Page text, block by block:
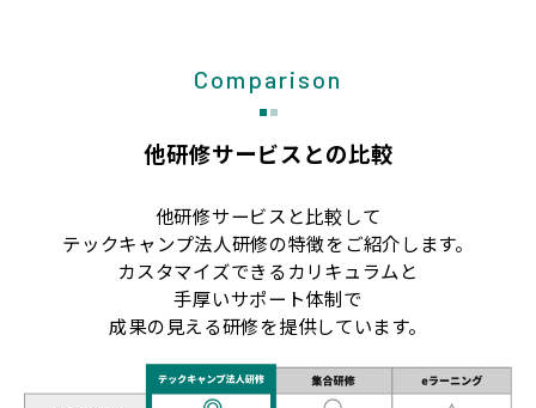
Comparison
他研修サービスとの比較
他研修サービスと比較して
テックキャンプ法人研修の特徴をご紹介します。
カスタマイズできるカリキュラムと
手厚いサポート体制で
成果の見える研修を提供しています。